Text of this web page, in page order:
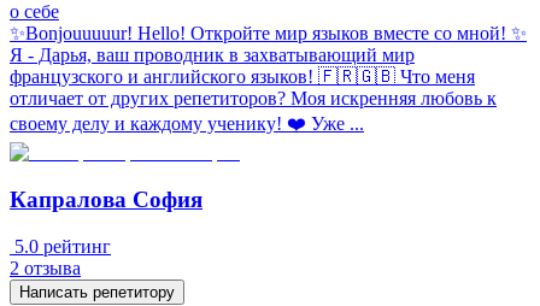
о себе
✨Bonjouuuuur! Hello! Откройте мир языков вместе со мной! ✨
Я - Дарья, ваш проводник в захватывающий мир
французского и английского языков! 🇫🇷🇬🇧 Что меня
отличает от других репетиторов? Моя искренняя любовь к
своему делу и каждому ученику! ❤️ Уже ...
Капралова София
5.0 рейтинг
2 отзыва
Написать репетитору